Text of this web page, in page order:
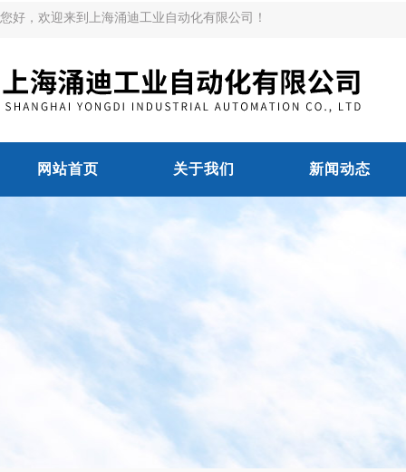
您好，欢迎来到上海涌迪工业自动化有限公司！
网站首页 关于我们 新闻动态